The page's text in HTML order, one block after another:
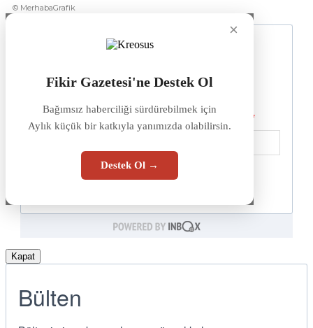
© MerhabaGrafik
×
Fikir Gazetesi'ne Destek Ol
Bağımsız haberciliği sürdürebilmek için
Aylık küçük bir katkıyla yanımızda olabilirsin.
Destek Ol →
Kapat